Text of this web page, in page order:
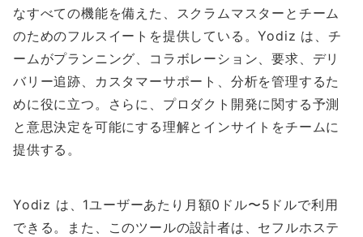
なすべての機能を備えた、スクラムマスターとチーム
のためのフルスイートを提供している。Yodiz は、チ
ームがプランニング、コラボレーション、要求、デリ
バリー追跡、カスタマーサポート、分析を管理するた
めに役に立つ。さらに、プロダクト開発に関する予測
と意思決定を可能にする理解とインサイトをチームに
提供する。
Yodiz は、1ユーザーあたり月額0ドル〜5ドルで利用
できる。また、このツールの設計者は、セフルホステ